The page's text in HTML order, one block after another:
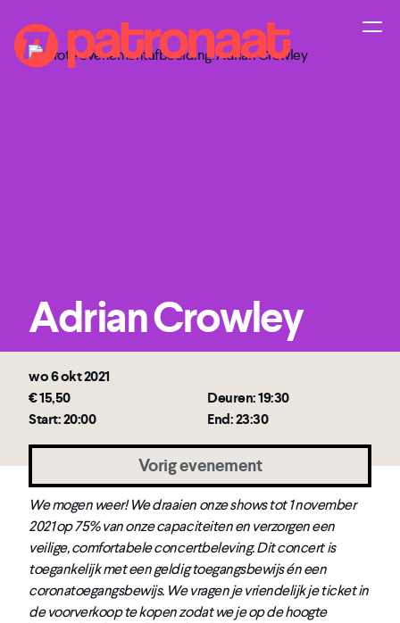
Adrian Crowley
wo 6 okt 2021
€ 15,50
Deuren: 19:30
Start: 20:00
End: 23:30
Vorig evenement
We mogen weer! We draaien onze shows tot 1 november
2021 op 75% van onze capaciteiten en verzorgen een
veilige, comfortabele concertbeleving. Dit concert is
toegankelijk met een geldig toegangsbewijs én een
coronatoegangsbewijs. We vragen je vriendelijk je ticket in
de voorverkoop te kopen zodat we je op de hoogte